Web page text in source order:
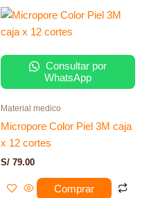
Consultar por
WhatsApp
Material medico
Micropore Color Piel 3M caja
x 12 cortes
S/ 79.00
Comprar